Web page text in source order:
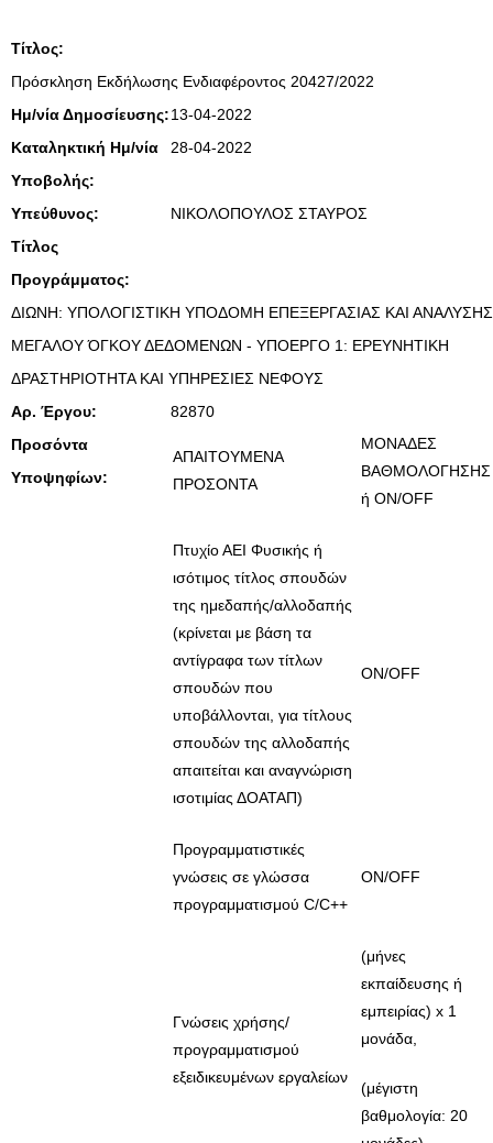
Τίτλος:
Πρόσκληση Εκδήλωσης Ενδιαφέροντος 20427/2022
Ημ/νία Δημοσίευσης:13-04-2022
Καταληκτική Ημ/νία
Υποβολής:
28-04-2022
Υπεύθυνος:
ΝΙΚΟΛΟΠΟΥΛΟΣ ΣΤΑΥΡΟΣ
Τίτλος
Προγράμματος:
ΔΙΩΝΗ: ΥΠΟΛΟΓΙΣΤΙΚΗ ΥΠΟΔΟΜΗ ΕΠΕΞΕΡΓΑΣΙΑΣ ΚΑΙ ΑΝΑΛΥΣΗΣ
ΜΕΓΑΛΟΥ ΌΓΚΟΥ ΔΕΔΟΜΕΝΩΝ - ΥΠΟΕΡΓΟ 1: ΕΡΕΥΝΗΤΙΚΗ
ΔΡΑΣΤΗΡΙΟΤΗΤΑ ΚΑΙ ΥΠΗΡΕΣΙΕΣ ΝΕΦΟΥΣ
Αρ. Έργου:
82870
Προσόντα
Υποψηφίων:
ΑΠΑΙΤΟΥΜΕΝΑ
ΠΡΟΣΟΝΤΑ
ΜΟΝΑΔΕΣ
ΒΑΘΜΟΛΟΓΗΣΗΣ
ή ON/OFF
Πτυχίο ΑΕΙ Φυσικής ή
ισότιμος τίτλος σπουδών
της ημεδαπής/αλλοδαπής
(κρίνεται με βάση τα
αντίγραφα των τίτλων
σπουδών που
υποβάλλονται, για τίτλους
σπουδών της αλλοδαπής
απαιτείται και αναγνώριση
ισοτιμίας ΔΟΑΤΑΠ)
ON/OFF
Προγραμματιστικές
γνώσεις σε γλώσσα
προγραμματισμού C/C++
ON/OFF
Γνώσεις χρήσης/
προγραμματισμού
εξειδικευμένων εργαλείων
(μήνες
εκπαίδευσης ή
εμπειρίας) x 1
μονάδα,
(μέγιστη
βαθμολογία: 20